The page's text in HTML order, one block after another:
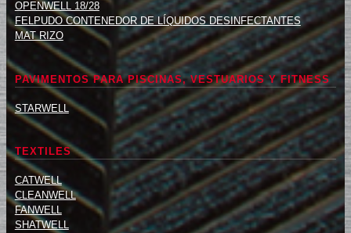
OPENWELL 18/28
FELPUDO CONTENEDOR DE LÍQUIDOS DESINFECTANTES
MAT RIZO
PAVIMENTOS PARA PISCINAS, VESTUARIOS Y FITNESS
STARWELL
TEXTILES
CATWELL
CLEANWELL
FANWELL
SHATWELL